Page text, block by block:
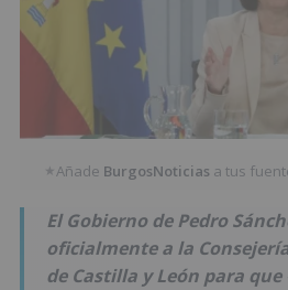
★Añade BurgosNoticias a tus
El Gobierno de Pedro
oficialmente a la
de Castilla y León para que